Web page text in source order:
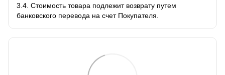
3.4. Стоимость товара подлежит возврату путем
банковского перевода на счет Покупателя.